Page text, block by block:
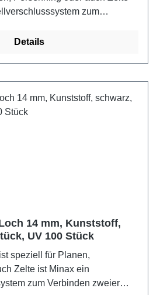
zum
Bootsdeck. Durch die
Messing vernickelt
Details
14 mm, Kunststoff,
UV 100 Stück
speziell für Planen,
Zelte ist Minax ein
zum Verbinden zweier